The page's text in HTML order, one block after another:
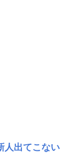
人出てこない